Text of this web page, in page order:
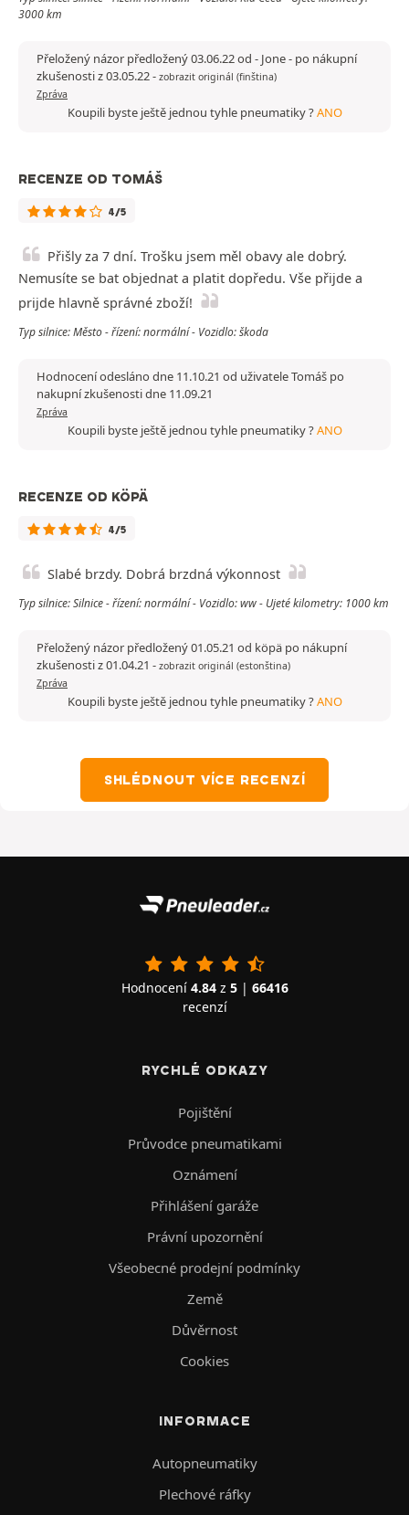
3000 km
Přeložený názor předložený 03.06.22 od - Jone - po nákupní
zkušenosti z 03.05.22- zobrazit originál (finština)
Zpráva
Koupili byste ještě jednou tyhle pneumatiky ?ANO
RECENZE OD TOMÁŠ
4/5
Přišly za 7 dní. Trošku jsem měl obavy ale dobrý.
Nemusíte se bat objednat a platit dopředu. Vše přijde a
prijde hlavně správné zboží!
Typ silnice: Město - řízení: normální - Vozidlo: škoda
Hodnocení odesláno dne 11.10.21 od uživatele Tomáš po
nakupní zkušenosti dne 11.09.21
Zpráva
Koupili byste ještě jednou tyhle pneumatiky ?ANO
RECENZE OD KÖPÄ
4/5
Slabé brzdy. Dobrá brzdná výkonnost
Typ silnice: Silnice - řízení: normální - Vozidlo: ww - Ujeté kilometry: 1000 km
Přeložený názor předložený 01.05.21 od köpä po nákupní
zkušenosti z 01.04.21 - zobrazit originál (estonština)
Zpráva
Koupili byste ještě jednou tyhle pneumatiky ?ANO
SHLÉDNOUT VÍCE RECENZÍ
Hodnocení 4.84z 5| 66416
recenzí
RYCHLÉ ODKAZY
Pojištění
Průvodce pneumatikami
Oznámení
Přihlášení garáže
Právní upozornění
Všeobecné prodejní podmínky
Země
Důvěrnost
Cookies
INFORMACE
Autopneumatiky
Plechové ráfky